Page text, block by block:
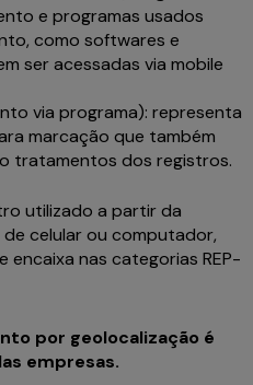
e programas usados
como softwares e
ser acessadas via mobile
via programa): representa
marcação que também
tratamentos dos registros.
utilizado a partir da
celular ou computador,
encaixa nas categorias REP-
por geolocalização é
empresas.